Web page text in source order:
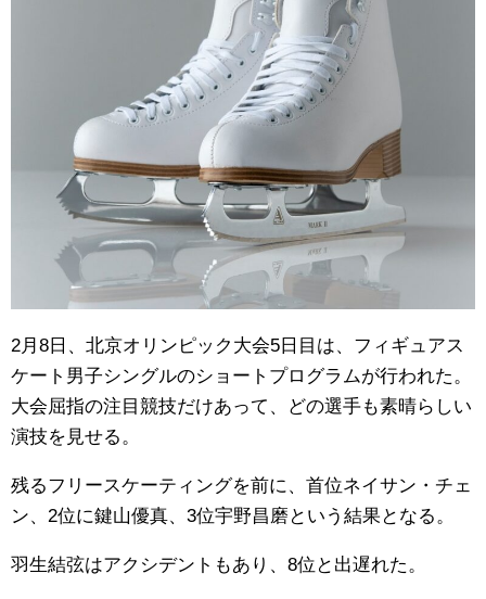
2月8日、北京オリンピック大会5日目は、フィギュアス
ケート男子シングルのショートプログラムが行われた。
大会屈指の注目競技だけあって、どの選手も素晴らしい
演技を見せる。
残るフリースケーティングを前に、首位ネイサン・チェ
ン、2位に鍵山優真、3位宇野昌磨という結果となる。
羽生結弦はアクシデントもあり、8位と出遅れた。